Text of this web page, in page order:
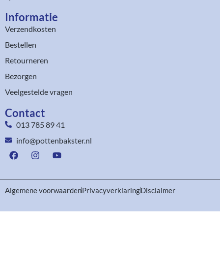
Informatie
Verzendkosten
Bestellen
Retourneren
Bezorgen
Veelgestelde vragen
Contact
013 785 89 41
info@pottenbakster.nl
Algemene voorwaardenPrivacyverklaringDisclaimer